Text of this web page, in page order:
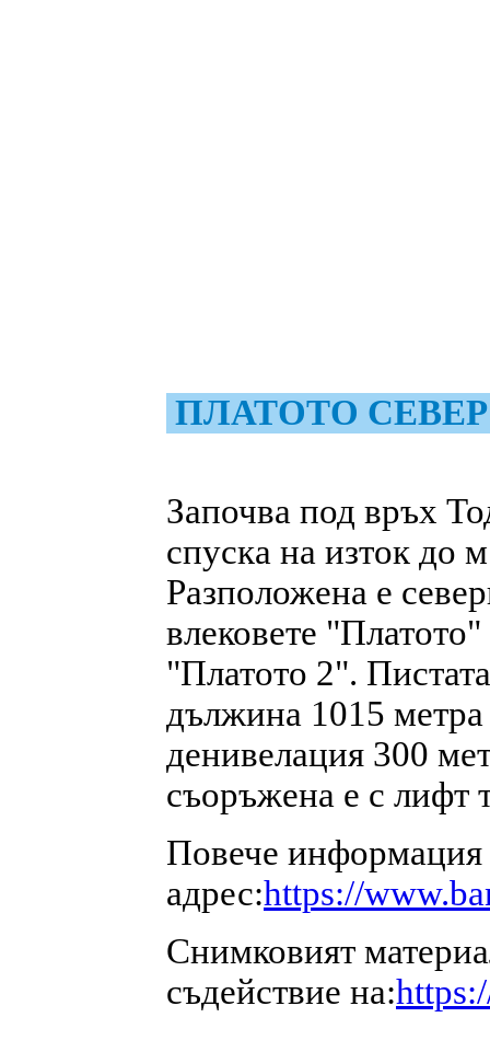
ПЛАТОТО СЕВЕР
Започва под връх
спуска на изток до
Разположена е
влековете
"Платото 2".
дължина 1015
денивелация 300
съоръжена е с лифт
Повече информация
адрес:https://
Снимковият
съдействие на: